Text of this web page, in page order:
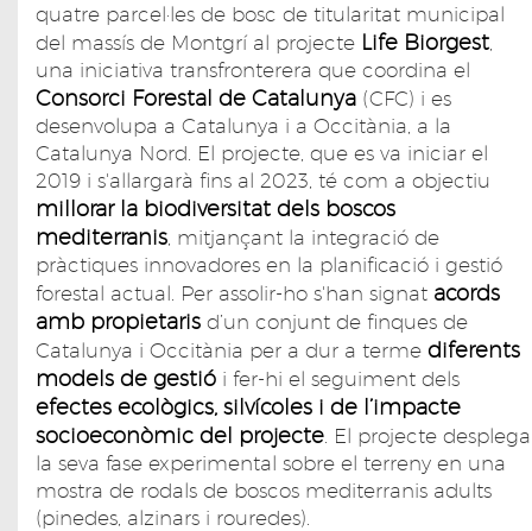
quatre parcel·les de bosc de titularitat municipal
del massís de Montgrí al projecte Life Biorgest
una iniciativa transfronterera que coordina el
Consorci Forestal de Catalunya (CFC) i es
desenvolupa a Catalunya i a Occitània, a la
Catalunya Nord. El projecte, que es va iniciar el
2019 i s'allargarà fins al 2023, té com a objectiu
millorar la biodiversitat dels boscos
mediterranis , mitjançant la integració de
pràctiques innovadores en la planificació i gestió
forestal actual. Per assolir-ho s'han signat acords
amb propietaris d’un conjunt de finques de
Catalunya i Occitània per a dur a terme diferents
models de gestió i fer-hi el seguiment dels
efectes ecològics, silvícoles i de l’impacte
socioeconòmic del projecte . El projecte desplega
la seva fase experimental sobre el terreny en una
mostra de rodals de boscos mediterranis adults
(pinedes, alzinars i rouredes).